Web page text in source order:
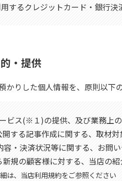
するクレジットカード・銀行決
・提供
かりした個人情報を、原則以下
ビス(※１)の提供、及び業務上
する記事作成に関する、取材
容・決済状況等に関する、お問
新規の顧客様に対する、当店の
は、当店利用規約をご参照ください